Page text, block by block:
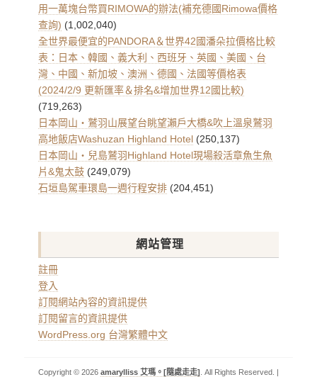
整
用一萬塊台幣買RIMOWA的辦法(補充德國Rimowa價格
查詢) (1,002,040)
全世界最便宜的PANDORA＆世界42國潘朵拉價格比較
表：日本、韓國、義大利、西班牙、英國、美國、台
灣、中國、新加坡、澳洲、德國、法國等價格表
(2024/2/9 更新匯率＆排名&增加世界12國比較)
(719,263)
日本岡山・鷲羽山展望台眺望瀨戶大橋&吹上溫泉鷲羽
高地飯店Washuzan Highland Hotel (250,137)
日本岡山・兒島鷲羽Highland Hotel現場殺活章魚生魚
片&鬼太鼓 (249,079)
石垣島駕車環島一週行程安排 (204,451)
網站管理
註冊
登入
訂閱網站內容的資訊提供
訂閱留言的資訊提供
WordPress.org 台灣繁體中文
Copyright © 2026 amarylliss 艾瑪。[隨處走走] . All Rights Reserved. |